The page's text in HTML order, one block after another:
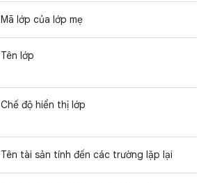
Mã lớp của lớp mẹ
Tên lớp
Chế độ hiển thị lớp
Tên tài sản tính đến các trường lặp lại